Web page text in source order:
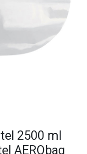
2500 ml
AERObag